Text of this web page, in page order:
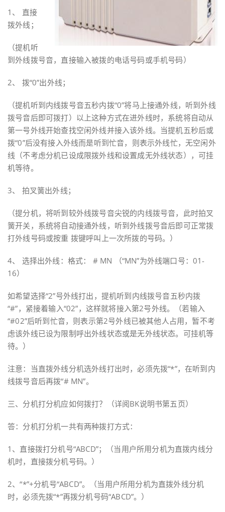
1、 直接
拨外线；
（提机听
到外线拨号音，直接输入被拨的电话号码或手机号码）
2、 拨“0”出外线；
（提机听到内线拨号音五秒内拨“0”将马上接通外线，听到外线
拨号音后即可拨打）以上这种方式在进外线时，系统将自动从
第一号外线开始查找空闲外线并接入该外线。当提机五秒后或
拨“0”后没有接入外线而是听到忙音，则表示外线忙，无空闲外
线（不考虑分机已设成限拨外线和设置成无外线状态），可挂
机等待。
3、 拍叉簧出外线；
（提分机，将听到较外线拨号音尖锐的内线拨号音，此时拍叉
簧开关，系统将自动接通外线，听到外线拨号音后即可正常拨
打外线号码或按重 拨键呼叫上一次所拨的号码。）
4、 选择出外线：格式： # MN （“MN”为外线端口号：01-
16）
如希望选择“2”号外线打出，提机听到内线拨号音五秒内拨
“#”，紧接着输入“02”，这样就将接入第2号外线。（若输入
“#02”后听到忙音，则表示第2号外线已被其他人占用，暂不考
虑该外线已设为限制呼出外线状态或是无外线状态。可挂机等
待。）
注意：当直拨外线分机选外线打出时，必须先拨“*”，在听到内
线拨号音后再拨“# MN”。
三、分机打分机应如何拨打？（详阅BK说明书第五页）
答：分机打分机一共有两种拨打方式：
1、直接拨打分机号“ABCD”；（当用户所用分机为直拨内线分
机时，直接拨分机号码。）
2、“*”+分机号“ABCD”。（当用户所用分机为直拨外线分机
时，必须先拨“*”再拨分机号码“ABCD”。）